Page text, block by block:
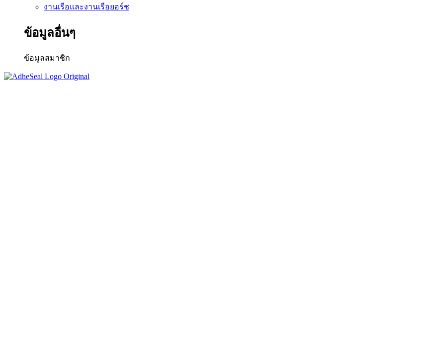
งานเรือและงานเรือยอร์ช
ข้อมูลอื่นๆ
ข้อมูลสมาชิก